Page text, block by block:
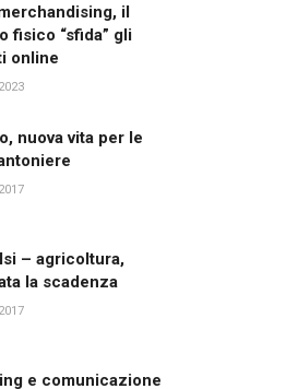
il
fisico “sfida” gli
online
nuova vita per le
– agricoltura,
la scadenza
e comunicazione